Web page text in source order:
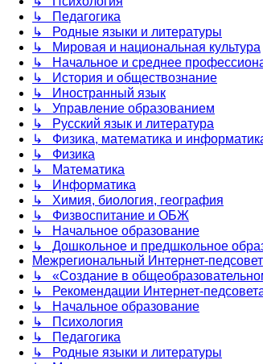
↳ Педагогика
↳ Родные языки и литературы
↳ Мировая и национальная культура
↳ Начальное и среднее
↳ История и обществознание
↳ Иностранный язык
↳ Управление образованием
↳ Русский язык и литература
↳ Физика, математика и
↳ Физика
↳ Математика
↳ Информатика
↳ Химия, биология, география
↳ Физвоспитание и ОБЖ
↳ Начальное образование
↳ Дошкольное и предшкольное
Межрегиональный Интернет-педсовет
↳ «Создание в
↳ Рекомендации Интернет-
↳ Начальное образование
↳ Психология
↳ Педагогика
↳ Родные языки и литературы